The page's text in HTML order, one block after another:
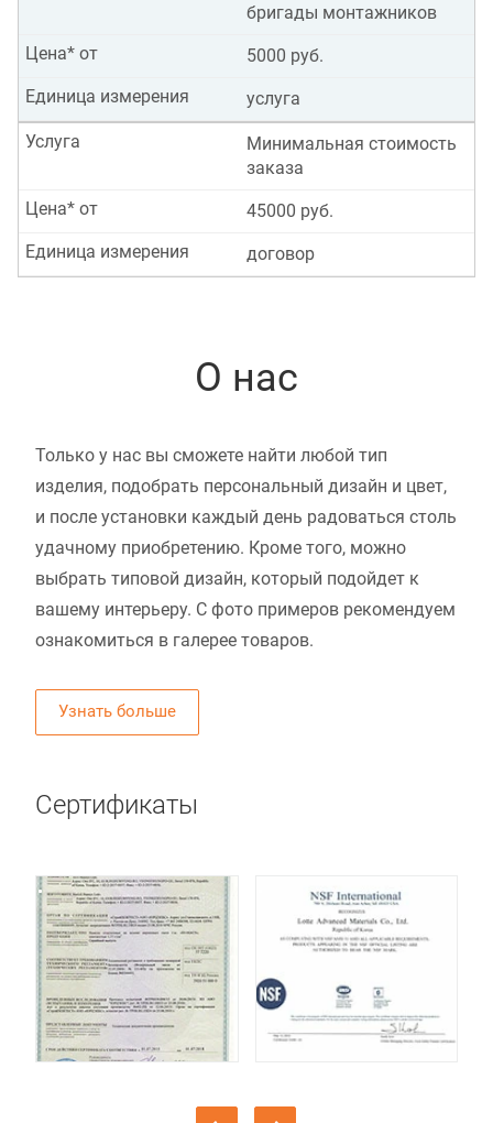
бригады монтажников
5000 руб.
Цена* от
услуга
Единица измерения
Минимальная стоимость
заказа
Услуга
45000 руб.
Цена* от
договор
Единица измерения
О нас
Только у нас вы сможете найти любой тип
изделия, подобрать персональный дизайн и цвет,
и после установки каждый день радоваться столь
удачному приобретению. Кроме того, можно
выбрать типовой дизайн, который подойдет к
вашему интерьеру. С фото примеров рекомендуем
ознакомиться в галерее товаров.
Узнать больше
Сертификаты